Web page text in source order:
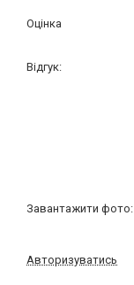
Оцінка
Відгук:
Завантажити фото:
Авторизуватись